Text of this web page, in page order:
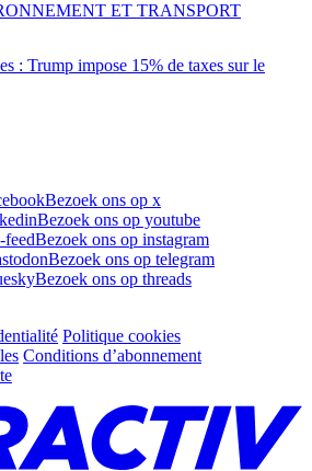
: Trump impose 15% de taxes sur le
ET TRANSPORT
Bezoek ons op x
Bezoek ons op youtube
feedBezoek ons op instagram
Bezoek ons op telegram
Bezoek ons op threads
Politique cookies
Conditions d’abonnement